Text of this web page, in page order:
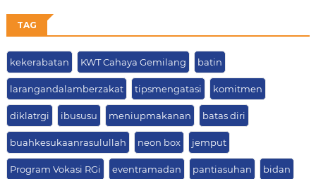
TAG
kekerabatan KWT Cahaya Gemilang batin
larangandalamberzakat tipsmengatasi komitmen
diklatrgi ibususu meniupmakanan batas diri
buahkesukaanrasulullah neon box jemput
Program Vokasi RGi eventramadan pantiasuhan bidan